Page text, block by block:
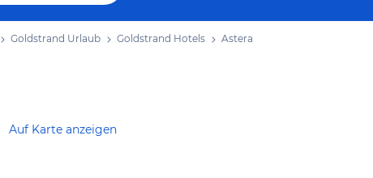
Goldstrand Urlaub Goldstrand Hotels Astera
Auf Karte anzeigen